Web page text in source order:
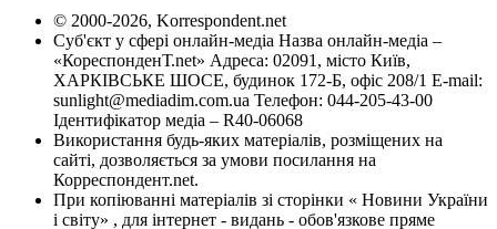
© 2000-2026, Korrespondent.net
Суб'єкт у сфері онлайн-медіа Назва онлайн-медіа –
«КореспонденТ.net» Адреса: 02091, місто Київ,
ХАРКІВСЬКЕ ШОСЕ, будинок 172-Б, офіс 208/1 E-mail:
sunlight@mediadim.com.ua Телефон: 044-205-43-00
Ідентифікатор медіа – R40-06068
Використання будь-яких матеріалів, розміщених на
сайті, дозволяється за умови посилання на
Корреспондент.net.
При копіюванні матеріалів зі сторінки « Новини України
і світу» , для інтернет - видань - обов'язкове пряме